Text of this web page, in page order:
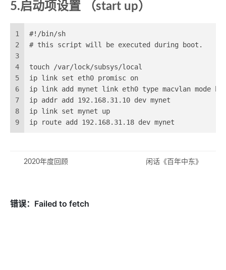
5.启动项设置 （start up）
1
2
3
4
5
6
7
8
9
#!/bin/sh
# this script will be executed during boot.
touch /var/lock/subsys/local
ip link set eth0 promisc on
ip link add mynet link eth0 type macvlan mode
ip addr add 192.168.31.10 dev mynet
ip link set mynet up
ip route add 192.168.31.18 dev mynet
2020年度回顾 闲话《百年中东》